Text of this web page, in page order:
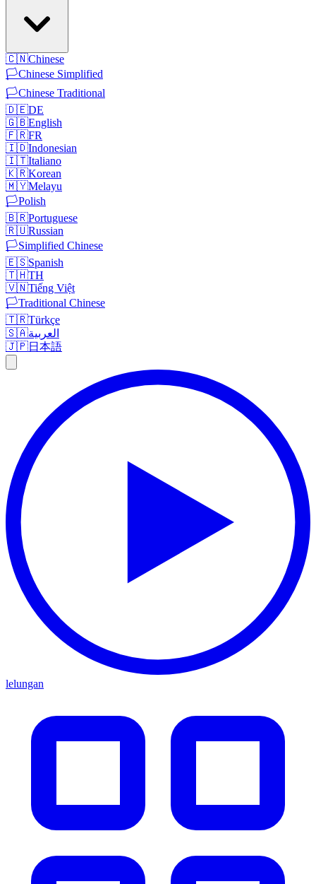
🇨🇳Chinese
🏳️Chinese Simplified
🏳️Chinese Traditional
🇩🇪DE
🇬🇧English
🇫🇷FR
🇮🇩Indonesian
🇮🇹Italiano
🇰🇷Korean
🇲🇾Melayu
🏳️Polish
🇧🇷Portuguese
🇷🇺Russian
🏳️Simplified Chinese
🇪🇸Spanish
🇹🇭TH
🇻🇳Tiếng Việt
🏳️Traditional Chinese
🇹🇷Türkçe
🇸🇦العربية
🇯🇵日本語
lelungan